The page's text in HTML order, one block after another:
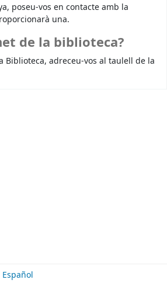
poseu-vos en contacte amb la
una.
de la biblioteca?
Biblioteca, adreceu-vos al taulell de la
Español